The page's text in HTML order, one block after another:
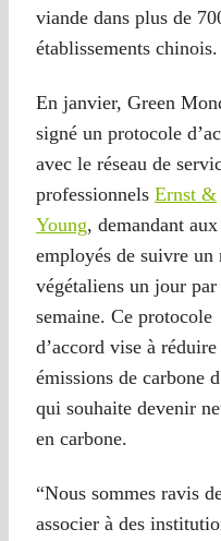
viande dans plus de
établissements chinois.
En janvier, Green
signé un protocole
avec le réseau de
professionnels Ernst &
Young, demandant aux
employés de suivre un
végétaliens un jour par
semaine. Ce protocole
d’accord vise à réduire
émissions de carbone
qui souhaite devenir
en carbone.
“Nous sommes ravis
associer à des